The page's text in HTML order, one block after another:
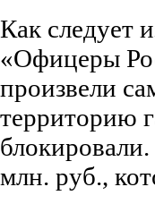
Как следует
«Офицеры
произвели
территорию
млн. руб.,